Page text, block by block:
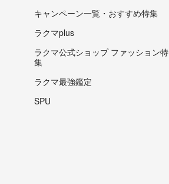
キャンペーン一覧・おすすめ特集
ラクマplus
ラクマ公式ショップ ファッション特
集
ラクマ最強鑑定
SPU